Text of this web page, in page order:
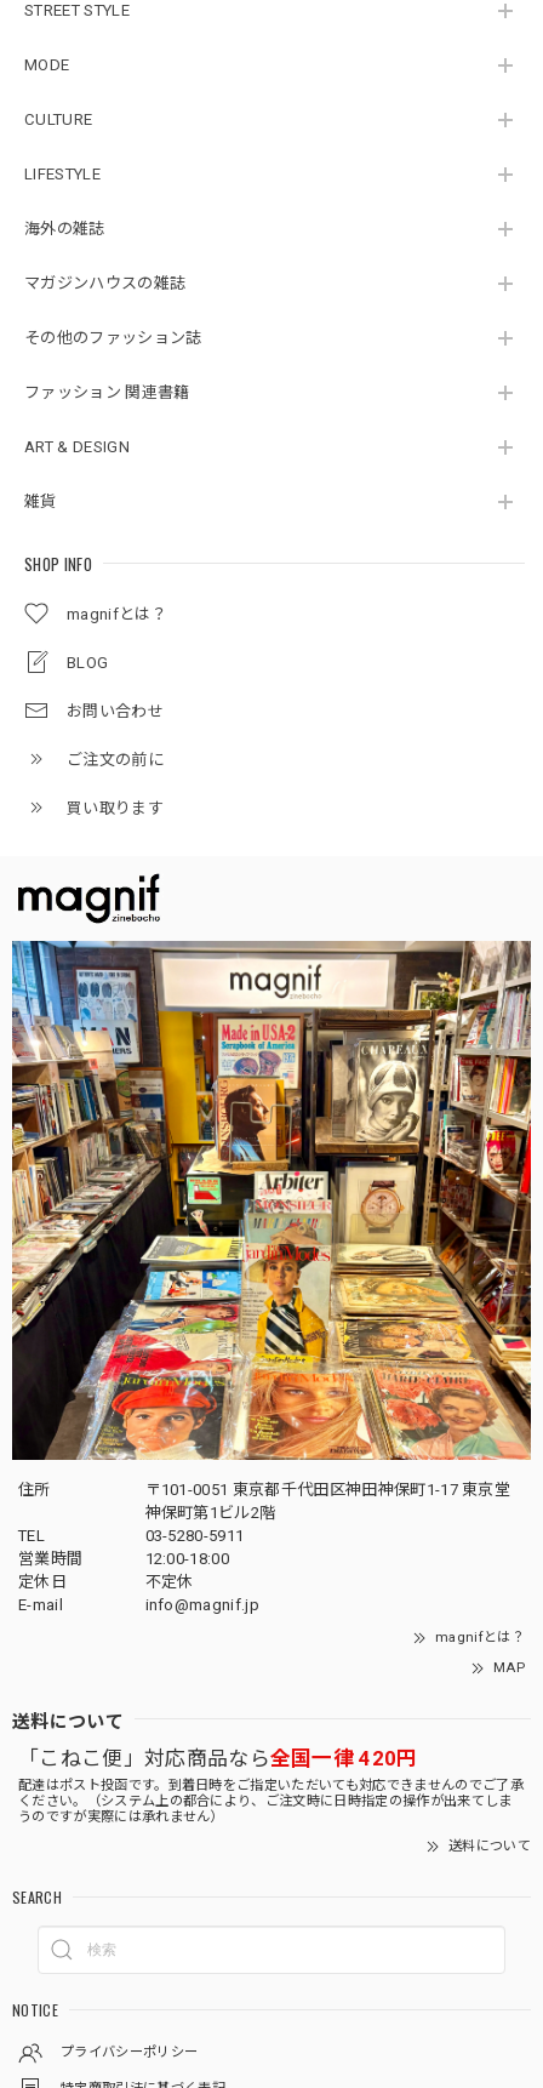
STREET STYLE
MODE
CULTURE
LIFESTYLE
海外の雑誌
マガジンハウスの雑誌
その他のファッション誌
ファッション 関連書籍
ART & DESIGN
雑貨
SHOP INFO
magnifとは？
BLOG
お問い合わせ
ご注文の前に
買い取ります
住所
〒101-0051 東京都千代田区神田神保町1-17 東京堂
神保町第1ビル2階
TEL
03-5280-5911
営業時間
12:00-18:00
定休日
不定休
E-mail
info@magnif.jp
magnifとは？
MAP
送料について
「こねこ便」対応商品なら全国一律 420円
配達はポスト投函です。到着日時をご指定いただいても対応できませんのでご了承
ください。（システム上の都合により、ご注文時に日時指定の操作が出来てしま
うのですが実際には承れません）
送料について
SEARCH
NOTICE
プライバシーポリシー